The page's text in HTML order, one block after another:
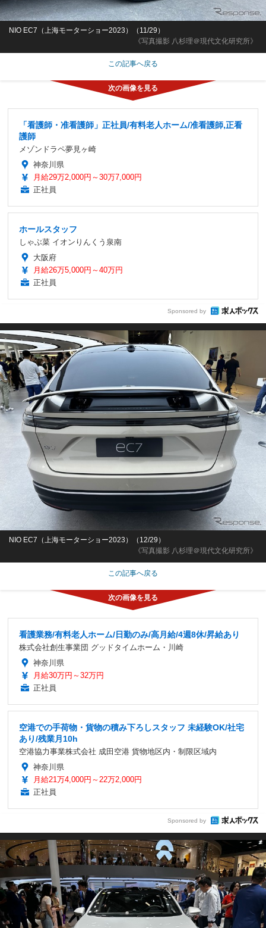
《写真撮影 八杉理＠現代文化研究所》
NIO EC7（上海モーターショー2023）（11/29）
この記事へ戻る
「看護師・准看護師」正社員/有料老人ホーム/准看護師,正看
護師
メゾンドラペ夢見ヶ崎
神奈川県
月給29万2,000円～30万7,000円
正社員
ホールスタッフ
しゃぶ菜 イオンりんくう泉南
大阪府
月給26万5,000円～40万円
正社員
Sponsored by
《写真撮影 八杉理＠現代文化研究所》
NIO EC7（上海モーターショー2023）（12/29）
この記事へ戻る
看護業務/有料老人ホーム/日勤のみ/高月給/4週8休/昇給あり
株式会社創生事業団 グッドタイムホーム・川崎
神奈川県
月給30万円～32万円
正社員
空港での手荷物・貨物の積み下ろしスタッフ 未経験OK/社宅
あり/残業月10h
空港協力事業株式会社 成田空港 貨物地区内・制限区域内
神奈川県
月給21万4,000円～22万2,000円
正社員
Sponsored by